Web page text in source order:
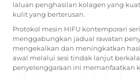
laluan penghasilan kolagen yang
kulit yang berterusan.
Protokol mesin HIFU kontemporari
menggabungkan jadual rawatan
mengekalkan dan meningkatkan
awal melalui sesi tindak lanjut
penyelenggaraan ini memanfaatkan